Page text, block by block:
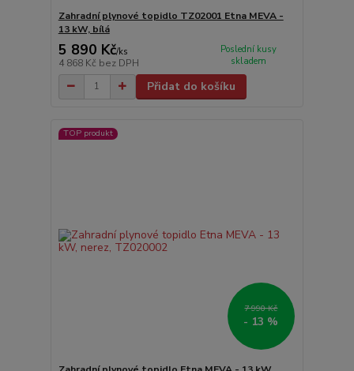
Zahradní plynové topidlo TZ02001 Etna MEVA -
13 kW, bílá
5 890 Kč/ks
4 868 Kč bez DPH
Poslední kusy
skladem
Přidat do košíku
TOP produkt
7 990 Kč
- 13 %